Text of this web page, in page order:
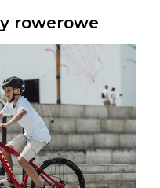
rowerowe